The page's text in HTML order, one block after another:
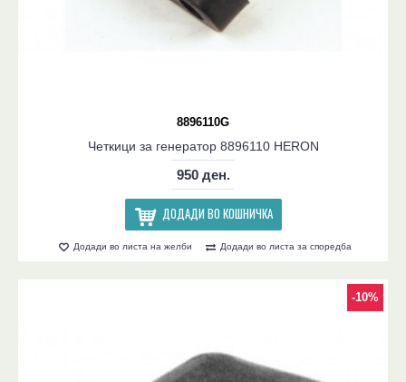
8896110G
Четкици за генератор 8896110 HERON
950 ден.
ДОДАДИ ВО КОШНИЧКА
Додади во листа на желби Додади во листа за споредба
-10%